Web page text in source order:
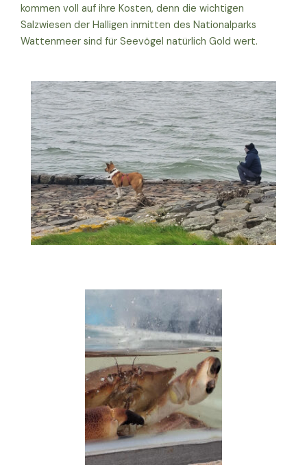
kommen voll auf ihre Kosten, denn die wichtigen
Salzwiesen der Halligen inmitten des Nationalparks
Wattenmeer sind für Seevögel natürlich Gold wert.